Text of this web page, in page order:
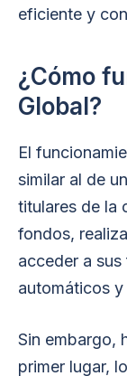
eficiente y
¿Cómo
Global?
El
similar al de
titulares de la
fondos,
acceder a
automáticos y
Sin embargo,
primer lugar,